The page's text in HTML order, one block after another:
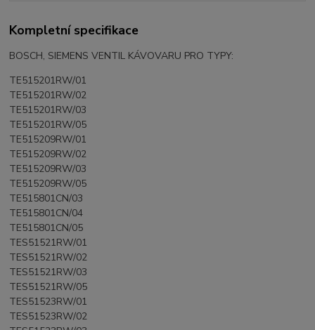
Kompletní specifikace
BOSCH, SIEMENS VENTIL KÁVOVARU PRO TYPY:
TE515201RW/01
TE515201RW/02
TE515201RW/03
TE515201RW/05
TE515209RW/01
TE515209RW/02
TE515209RW/03
TE515209RW/05
TE515801CN/03
TE515801CN/04
TE515801CN/05
TES51521RW/01
TES51521RW/02
TES51521RW/03
TES51521RW/05
TES51523RW/01
TES51523RW/02